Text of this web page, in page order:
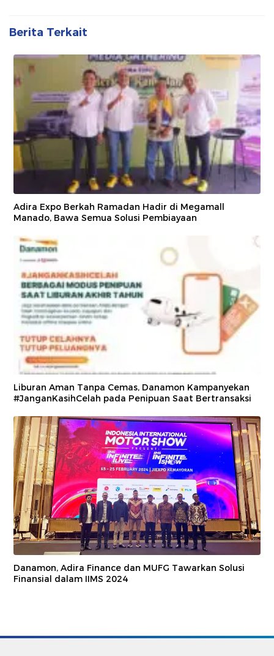
Berita Terkait
Adira Expo Berkah Ramadan Hadir di Megamall
Manado, Bawa Semua Solusi Pembiayaan
Liburan Aman Tanpa Cemas, Danamon Kampanyekan
#JanganKasihCelah pada Penipuan Saat Bertransaksi
Danamon, Adira Finance dan MUFG Tawarkan Solusi
Finansial dalam IIMS 2024